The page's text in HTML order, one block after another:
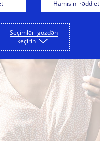
Hamısını rədd et
Seçimləri gözdən
keçirin